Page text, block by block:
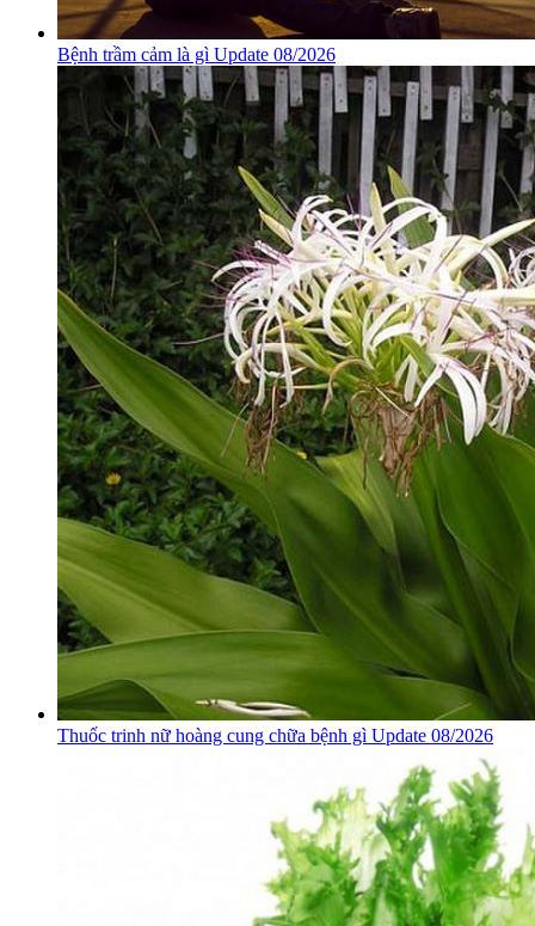
Bệnh trầm cảm là gì Update 08/2026
Thuốc trinh nữ hoàng cung chữa bệnh gì Update 08/2026